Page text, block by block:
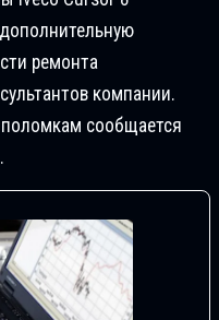
ремонта
компании.
сообщается